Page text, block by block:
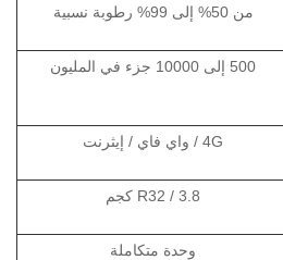
من 50% إلى 99% رطوبة نسبية
500 إلى 10000 جزء في المليون
4G / واي فاي / إيثرنت
R32 / 3.8 كجم
وحدة متكاملة